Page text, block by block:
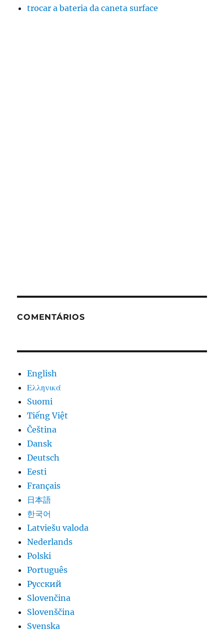
trocar a bateria da caneta surface
COMENTÁRIOS
English
Ελληνικά
Suomi
Tiếng Việt
Čeština
Dansk
Deutsch
Eesti
Français
日本語
한국어
Latviešu valoda
Nederlands
Polski
Português
Русский
Slovenčina
Slovenščina
Svenska